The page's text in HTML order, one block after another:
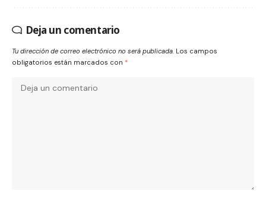
Deja un comentario
Tu dirección de correo electrónico no será publicada. Los campos
obligatorios están marcados con *